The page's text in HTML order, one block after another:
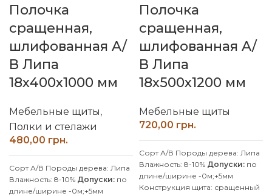
калиброванная, шлифованная
Производим изделия с липы и
ясеня по индивидуальным
размерам, уточняйте у
менеджера.
Обработка поверхности:
калиброванная, шлифованная
Производим изделия с липы и
ясеня по индивидуальным
размерам, уточняйте у
менеджера.
Полочка
сращенная,
шлифованная A/
В Липа
18х400х1000 мм
Мебельные щиты,
Полки и стелажи
грн.
Сорт А/В Породы дерева: Липа
Влажность: 8-10% Допуски: по
длине/ширине -0м;+5мм
Полочка
сращенная,
шлифованная A/
В Липа
18х500х1200 мм
Мебельные щиты
грн.
Сорт А/В Породы дерева: Липа
Влажность: 8-10% Допуски: по
длине/ширине -0м;+5мм
Конструкция щита: сращенный